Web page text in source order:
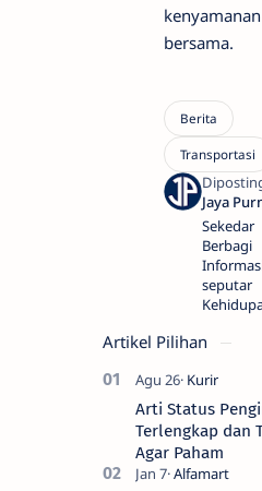
kenyamanan
bersama.
Sekedar
Berbagi
seputar
Artikel Pilihan
Arti Status
Terlengkap dan
Agar Paham